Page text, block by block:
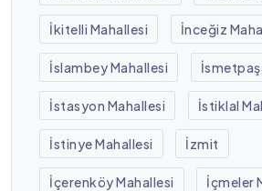
İkitelli Mahallesi İnceğiz
İslambey Mahallesi
İstasyon Mahallesi İstiklal
İstinye Mahallesi İzmit
İçerenköy Mahallesi İçmeler